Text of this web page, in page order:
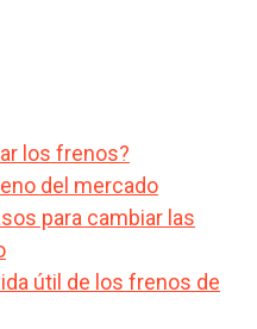
los frenos?
del mercado
para cambiar las
útil de los frenos de